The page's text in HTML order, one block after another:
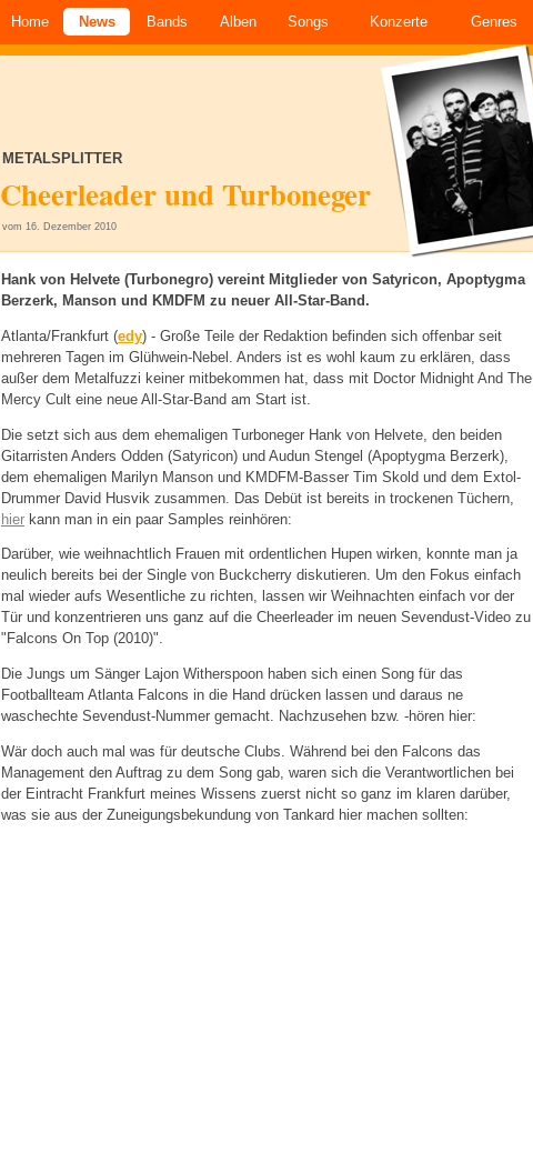
Home News Bands Alben Songs Konzerte Genres
METALSPLITTER
Cheerleader und Turboneger
vom 16. Dezember 2010
Hank von Helvete (Turbonegro) vereint Mitglieder von Satyricon, Apoptygma
Berzerk, Manson und KMDFM zu neuer All-Star-Band.
Atlanta/Frankfurt (edy) - Große Teile der Redaktion befinden sich offenbar seit
mehreren Tagen im Glühwein-Nebel. Anders ist es wohl kaum zu erklären, dass
außer dem Metalfuzzi keiner mitbekommen hat, dass mit Doctor Midnight And The
Mercy Cult eine neue All-Star-Band am Start ist.
Die setzt sich aus dem ehemaligen Turboneger Hank von Helvete, den beiden
Gitarristen Anders Odden (Satyricon) und Audun Stengel (Apoptygma Berzerk),
dem ehemaligen Marilyn Manson und KMDFM-Basser Tim Skold und dem Extol-
Drummer David Husvik zusammen. Das Debüt ist bereits in trockenen Tüchern,
hier kann man in ein paar Samples reinhören:
Darüber, wie weihnachtlich Frauen mit ordentlichen Hupen wirken, konnte man ja
neulich bereits bei der Single von Buckcherry diskutieren. Um den Fokus einfach
mal wieder aufs Wesentliche zu richten, lassen wir Weihnachten einfach vor der
Tür und konzentrieren uns ganz auf die Cheerleader im neuen Sevendust-Video zu
"Falcons On Top (2010)".
Die Jungs um Sänger Lajon Witherspoon haben sich einen Song für das
Footballteam Atlanta Falcons in die Hand drücken lassen und daraus ne
waschechte Sevendust-Nummer gemacht. Nachzusehen bzw. -hören hier:
Wär doch auch mal was für deutsche Clubs. Während bei den Falcons das
Management den Auftrag zu dem Song gab, waren sich die Verantwortlichen bei
der Eintracht Frankfurt meines Wissens zuerst nicht so ganz im klaren darüber,
was sie aus der Zuneigungsbekundung von Tankard hier machen sollten: